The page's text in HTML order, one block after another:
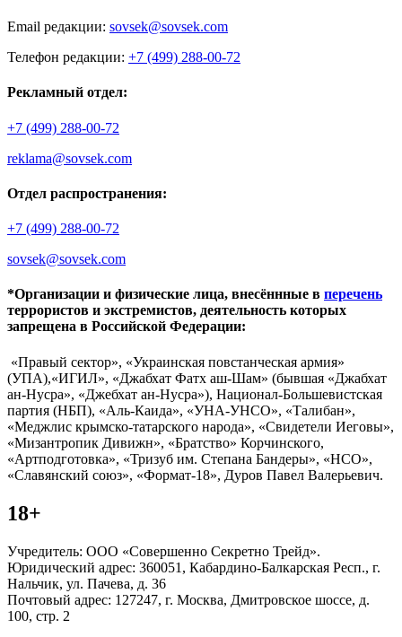
Email редакции: sovsek@sovsek.com
Телефон редакции: +7 (499) 288-00-72
Рекламный отдел:
+7 (499) 288-00-72
reklama@sovsek.com
Отдел распространения:
+7 (499) 288-00-72
sovsek@sovsek.com
*Организации и физические лица, внесённные в перечень
террористов и экстремистов, деятельность которых
запрещена в Российской Федерации:
«Правый сектор», «Украинская повстанческая армия»
(УПА),«ИГИЛ», «Джабхат Фатх аш-Шам» (бывшая «Джабхат
ан-Нусра», «Джебхат ан-Нусра»), Национал-Большевистская
партия (НБП), «Аль-Каида», «УНА-УНСО», «Талибан»,
«Меджлис крымско-татарского народа», «Свидетели Иеговы»,
«Мизантропик Дивижн», «Братство» Корчинского,
«Артподготовка», «Тризуб им. Степана Бандеры», «НСО»,
«Славянский союз», «Формат-18», Дуров Павел Валерьевич.
18+
Учредитель: ООО «Совершенно Секретно Трейд».
Юридический адрес: 360051, Кабардино-Балкарская Респ., г.
Нальчик, ул. Пачева, д. 36
Почтовый адрес: 127247, г. Москва, Дмитровское шоссе, д.
100, стр. 2